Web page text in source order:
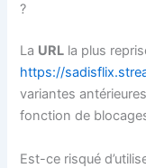
?
La URL la plus
https://
variantes
fonction de
Est-ce risqué